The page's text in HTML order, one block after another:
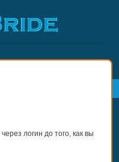
логин до того, как вы